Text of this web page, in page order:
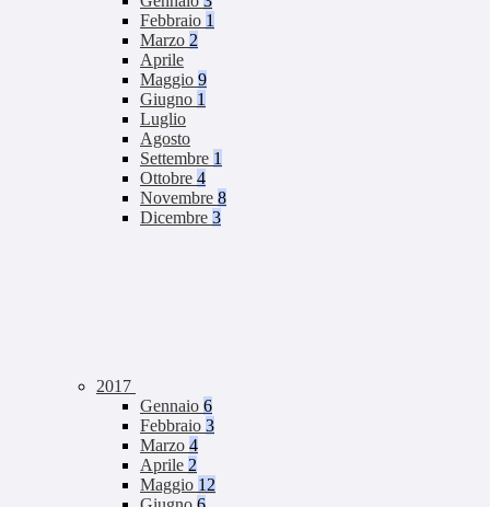
Febbraio 1
Marzo 2
Aprile
Maggio 9
Giugno 1
Luglio
Agosto
Settembre 1
Ottobre 4
Novembre 8
Dicembre 3
2017
Gennaio 6
Febbraio 3
Marzo 4
Aprile 2
Maggio 12